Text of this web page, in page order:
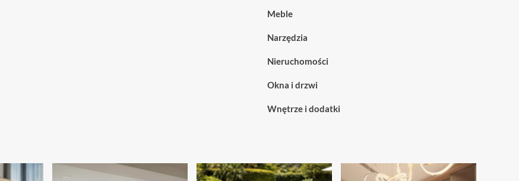
Meble
Narzędzia
Nieruchomości
Okna i drzwi
Wnętrze i dodatki